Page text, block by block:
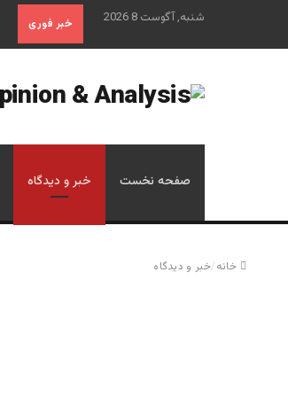
شنبه, آگوست 8 2026 خبر فوری
صفحه نخست خبر و دیدگاه
خانه/خبر و دیدگاه